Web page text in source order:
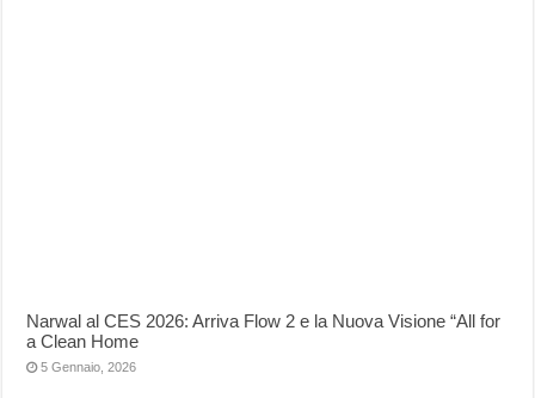
Narwal al CES 2026: Arriva Flow 2 e la Nuova Visione “All for
a Clean Home
5 Gennaio, 2026